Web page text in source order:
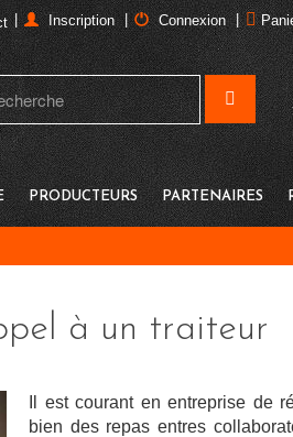
| Inscription | Connexion |
PRODUCTEURS PARTENAIRES
à un traiteur
Il est courant en entreprise de
bien des repas entres